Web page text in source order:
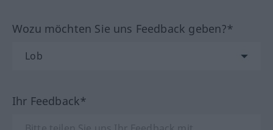
Wozu möchten Sie uns Feedback geben?*
Ihr Feedback*